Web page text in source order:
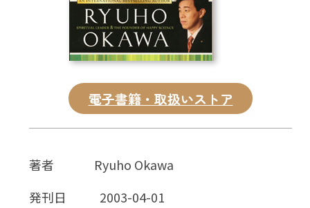
雑貨
外国語
電子書籍・取扱いストア
著者
Ryuho Okawa
発刊日
2003-04-01